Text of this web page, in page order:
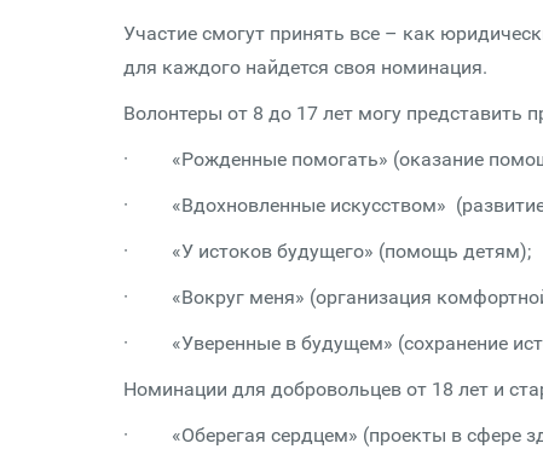
Участие смогут принять все – как
для каждого найдется своя номинация.
Волонтеры от 8 до 17 лет могу представить
· «Рожденные помогать» (оказание
· «Вдохновленные искусством» (развитие
· «У истоков будущего» (помощь детям);
· «Вокруг меня» (организация
· «Уверенные в будущем» (сохранение
Номинации для добровольцев от 18 лет и
· «Оберегая сердцем» (проекты в сфере